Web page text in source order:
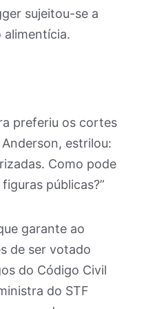
sujeitou-se a
alimentícia.
preferiu os cortes
estrilou:
Como pode
públicas?”
garante ao
de ser votado
do Código Civil
do STF